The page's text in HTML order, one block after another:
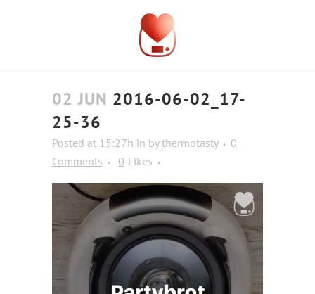
02 JUN 2016-06-02_17-
25-36
Posted at 15:27h in bythermotasty
0
Comments
0 Likes